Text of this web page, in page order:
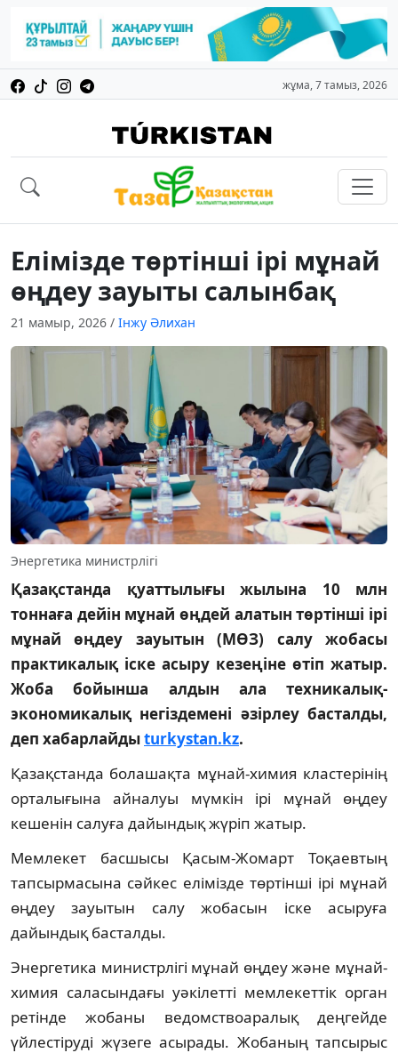
жұма, 7 тамыз, 2026
Елімізде төртінші ірі мұнай
өңдеу зауыты салынбақ
21 мамыр, 2026 / Інжу Әлихан
Энергетика министрлігі
Қазақстанда қуаттылығы жылына 10 млн
тоннаға дейін мұнай өңдей алатын төртінші ірі
мұнай өңдеу зауытын (МӨЗ) салу жобасы
практикалық іске асыру кезеңіне өтіп жатыр.
Жоба бойынша алдын ала техникалық-
экономикалық негіздемені әзірлеу басталды,
деп хабарлайдыturkystan.kz.
Қазақстанда болашақта мұнай-химия кластерінің
орталығына айналуы мүмкін ірі мұнай өңдеу
кешенін салуға дайындық жүріп жатыр.
Мемлекет басшысы Қасым-Жомарт Тоқаевтың
тапсырмасына сәйкес елімізде төртінші ірі мұнай
өңдеу зауытын салу жобасын іске асыруға
дайындық басталды.
Энергетика министрлігі мұнай өңдеу және мұнай-
химия саласындағы уәкілетті мемлекеттік орган
ретінде жобаны ведомствоаралық деңгейде
үйлестіруді жүзеге асырады. Жобаның тапсырыс